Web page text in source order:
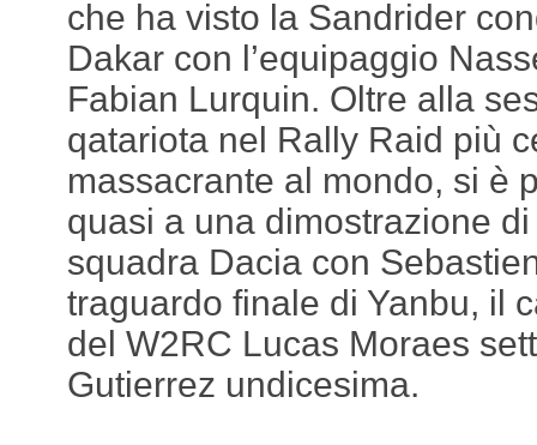
che ha visto la Sandrider
Dakar con l’equipaggio
Fabian Lurquin. Oltre alla
qatariota nel Rally Raid più
massacrante al mondo, si è
quasi a una dimostrazione
squadra Dacia con
traguardo finale di Yanbu, il
del W2RC Lucas Moraes
Gutierrez undicesima.